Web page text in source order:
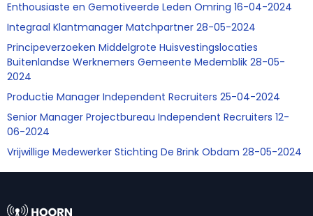
Enthousiaste en Gemotiveerde Leden Omring 16-04-2024
Integraal Klantmanager Matchpartner 28-05-2024
Principeverzoeken Middelgrote Huisvestingslocaties
Buitenlandse Werknemers Gemeente Medemblik 28-05-
2024
Productie Manager Independent Recruiters 25-04-2024
Senior Manager Projectbureau Independent Recruiters 12-
06-2024
Vrijwillige Medewerker Stichting De Brink Obdam 28-05-2024